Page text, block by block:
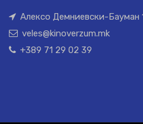
Алексо Демниевски-Бауман
veles@kinoverzum.mk
+389 71 29 02 39